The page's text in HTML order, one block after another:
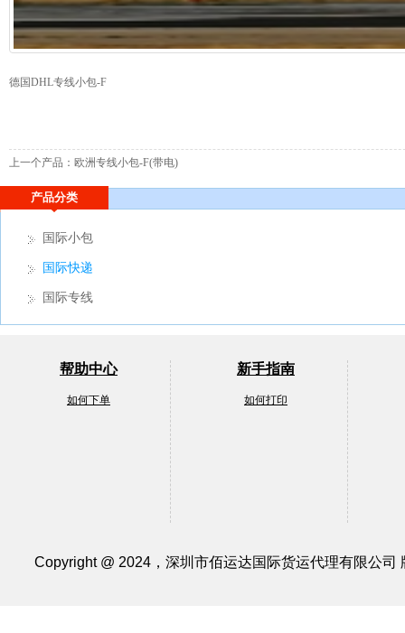
德国DHL专线小包-F
上一个产品： 欧洲专线小包-F(带电)
产品分类
国际小包
国际快递
国际专线